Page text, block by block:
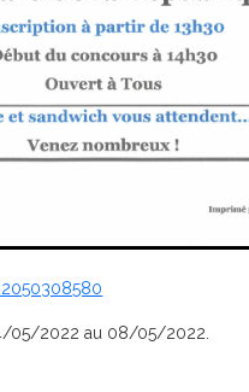
05/2022 au 08/05/2022.